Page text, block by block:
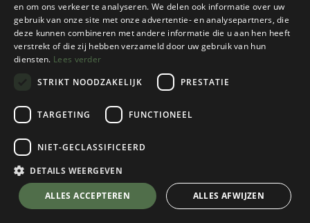
Craenen
Wanderlust - De meest legendarische
hiking trails ter wereld
💬 Stel je vraag over dit product via WhatsApp
en om ons verkeer te analyseren. We delen ook informatie over uw
gebruik van onze site met onze advertentie- en analysepartners, die
deze kunnen combineren met andere informatie die u aan hen heeft
verstrekt of die zij hebben verzameld door uw gebruik van hun
diensten. Lees verder
STRIKT NOODZAKELIJK
PRESTATIE
TARGETING FUNCTIONEEL
NIET-GECLASSIFICEERD
DETAILS WEERGEVEN
ALLES ACCEPTEREN ALLES AFWIJZEN